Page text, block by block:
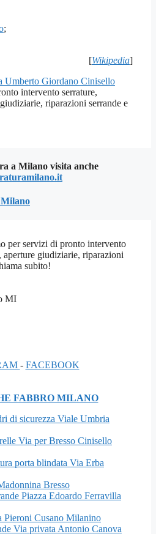
;
[Wikipedia]
Umberto Giordano Cinisello
intervento serrature,
riparazioni serrande e
a Milano visita anche
per servizi di pronto intervento
aperture giudiziarie, riparazioni
subito!
MI
- FACEBOOK
FABBRO MILANO
di sicurezza Viale Umbria
Via per Bresso Cinisello
porta blindata Via Erba
Bresso
Piazza Edoardo Ferravilla
Pieroni Cusano Milanino
Via privata Antonio Canova